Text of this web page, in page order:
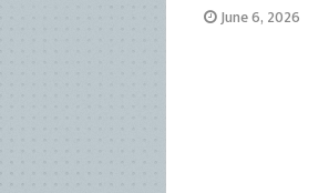
June 6, 2026